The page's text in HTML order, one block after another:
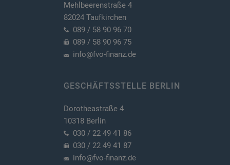
Mehlbeerenstraße 4
82024 Taufkirchen
089 / 58 90 96 70
089 / 58 90 96 75
info@fvo-finanz.de
GESCHÄFTSSTELLE BERLIN
Dorotheastraße 4
10318 Berlin
030 / 22 49 41 86
030 / 22 49 41 87
info@fvo-finanz.de